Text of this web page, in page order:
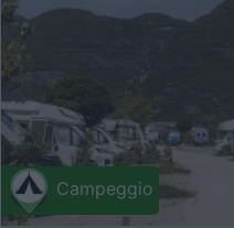
Campeggio